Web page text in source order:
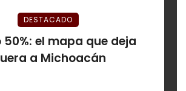
DESTACADO
50%: el mapa que deja
a Michoacán